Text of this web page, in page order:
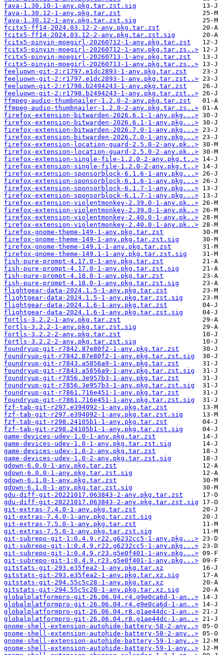
fava-1.30.10-1-any.pkg.tar.zst.sig
fava-1.30.12-1-any.pkg.tar.zst
fava-1.30.12-1-any.pkg.tar.zst.sig
fcitx5-ff14-2024.03.12-2-any.pkg.tar.zst
fcitx5-ff14-2024.03.12-2-any.pkg.tar.zst.sig
fcitx5-pinyin-moegirl-20260712-1-any.pkg.tar.zst
fcitx5-pinyin-moegirl-20260712-1-any.pkg.tar.zs..>
fcitx5-pinyin-moegirl-20260713-1-any.pkg.tar.zst
fcitx5-pinyin-moegirl-20260713-1-any.pkg.tar.zs..>
feeluown-git-2:r1797.e1dc2893-1-any.pkg.tar.zst
feeluown-git-2:r1797.e1dc2893-1-any.pkg.tar.zst..>
feeluown-git-2:r1798.b2494243-1-any.pkg.tar.zst
feeluown-git-2:r1798.b2494243-1-any.pkg.tar.zst..>
ffmpeg-audio-thumbnailer-1.2.0-2-any.pkg.tar.zst
ffmpeg-audio-thumbnailer-1.2.0-2-any.pkg.tar.zs..>
firefox-extension-bitwarden-2026.6.1-1-any.pkg...>
firefox-extension-bitwarden-2026.6.1-1-any.pkg...>
firefox-extension-bitwarden-2026.7.0-1-any.pkg...>
firefox-extension-bitwarden-2026.7.0-1-any.pkg...>
firefox-extension-location-guard-2.5.0-2-any.pk..>
firefox-extension-location-guard-2.5.0-2-any.pk..>
firefox-extension-single-file-1.2.0-2-any.pkg.t..>
firefox-extension-single-file-1.2.0-2-any.pkg.t..>
firefox-extension-sponsorblock-6.1.6-1-any.pkg...>
firefox-extension-sponsorblock-6.1.6-1-any.pkg...>
firefox-extension-sponsorblock-6.1.7-1-any.pkg...>
firefox-extension-sponsorblock-6.1.7-1-any.pkg...>
firefox-extension-violentmonkey-2.39.0-1-any.pk..>
firefox-extension-violentmonkey-2.39.0-1-any.pk..>
firefox-extension-violentmonkey-2.40.0-1-any.pk..>
firefox-extension-violentmonkey-2.40.0-1-any.pk..>
firefox-gnome-theme-149-1-any.pkg.tar.zst
firefox-gnome-theme-149-1-any.pkg.tar.zst.sig
firefox-gnome-theme-149.1-1-any.pkg.tar.zst
firefox-gnome-theme-149.1-1-any.pkg.tar.zst.sig
fish-pure-prompt-4.17.0-1-any.pkg.tar.zst
fish-pure-prompt-4.17.0-1-any.pkg.tar.zst.sig
fish-pure-prompt-4.18.0-1-any.pkg.tar.zst
fish-pure-prompt-4.18.0-1-any.pkg.tar.zst.sig
flightgear-data-2024.1.5-1-any.pkg.tar.zst
flightgear-data-2024.1.5-1-any.pkg.tar.zst.sig
flightgear-data-2024.1.6-1-any.pkg.tar.zst
flightgear-data-2024.1.6-1-any.pkg.tar.zst.sig
fortls-3.2.2-1-any.pkg.tar.zst
fortls-3.2.2-1-any.pkg.tar.zst.sig
fortls-3.2.2-2-any.pkg.tar.zst
fortls-3.2.2-2-any.pkg.tar.zst.sig
foundryup-git-r7842.87e80f2-1-any.pkg.tar.zst
foundryup-git-r7842.87e80f2-1-any.pkg.tar.zst.sig
foundryup-git-r7843.a5856a9-1-any.pkg.tar.zst
foundryup-git-r7843.a5856a9-1-any.pkg.tar.zst.sig
foundryup-git-r7856.3e957b3-1-any.pkg.tar.zst
foundryup-git-r7856.3e957b3-1-any.pkg.tar.zst.sig
foundryup-git-r7861.716e451-1-any.pkg.tar.zst
foundryup-git-r7861.716e451-1-any.pkg.tar.zst.sig
fzf-tab-git-r297.e394092-1-any.pkg.tar.zst
fzf-tab-git-r297.e394092-1-any.pkg.tar.zst.sig
fzf-tab-git-r298.24105b1-1-any.pkg.tar.zst
fzf-tab-git-r298.24105b1-1-any.pkg.tar.zst.sig
game-devices-udev-1.0-1-any.pkg.tar.zst
game-devices-udev-1.0-1-any.pkg.tar.zst.sig
game-devices-udev-1.0-2-any.pkg.tar.zst
game-devices-udev-1.0-2-any.pkg.tar.zst.sig
gdown-6.0.0-1-any.pkg.tar.zst
gdown-6.0.0-1-any.pkg.tar.zst.sig
gdown-6.1.0-1-any.pkg.tar.zst
gdown-6.1.0-1-any.pkg.tar.zst.sig
gdu-diff-git-20221017.063843-2-any.pkg.tar.zst
gdu-diff-git-20221017.063843-2-any.pkg.tar.zst.sig
git-extras-7.4.0-1-any.pkg.tar.zst
git-extras-7.4.0-1-any.pkg.tar.zst.sig
git-extras-7.5.0-1-any.pkg.tar.zst
git-extras-7.5.0-1-any.pkg.tar.zst.sig
git-subrepo-git-1:0.4.9.r22.g6232cc5-1-any.pkg...>
git-subrepo-git-1:0.4.9.r22.g6232cc5-1-any.pkg...>
git-subrepo-git-1:0.4.9.r23.g5e0f401-1-any.pkg...>
git-subrepo-git-1:0.4.9.r23.g5e0f401-1-any.pkg...>
gitstats-git-293.e35fea2-1-any.pkg.tar.xz
gitstats-git-293.e35fea2-1-any.pkg.tar.xz.sig
gitstats-git-294.55c5c28-1-any.pkg.tar.xz
gitstats-git-294.55c5c28-1-any.pkg.tar.xz.sig
globalplatformpro-git-26.06.04.r4.g9e0ca6d-1-an..>
globalplatformpro-git-26.06.04.r4.g9e0ca6d-1-an..>
globalplatformpro-git-26.06.04.r8.g1ae44dc-1-an..>
globalplatformpro-git-26.06.04.r8.g1ae44dc-1-an..>
gnome-shell-extension-autohide-battery-58-2-any..>
gnome-shell-extension-autohide-battery-58-2-any..>
gnome-shell-extension-autohide-battery-59-1-any..>
gnome-shell-extension-autohide-battery-59-1-any..>